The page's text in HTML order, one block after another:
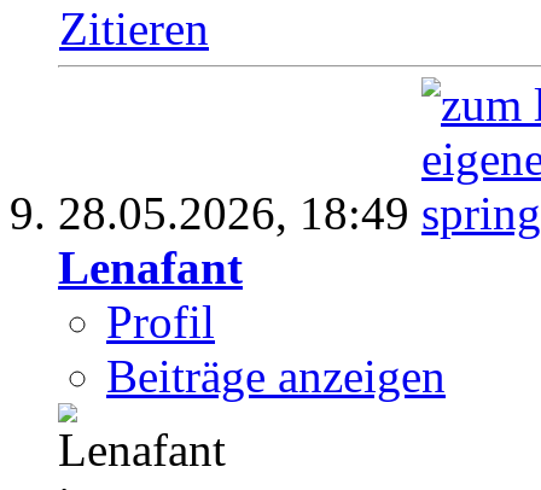
Zitieren
28.05.2026, 18:49
Lenafant
Profil
Beiträge anzeigen